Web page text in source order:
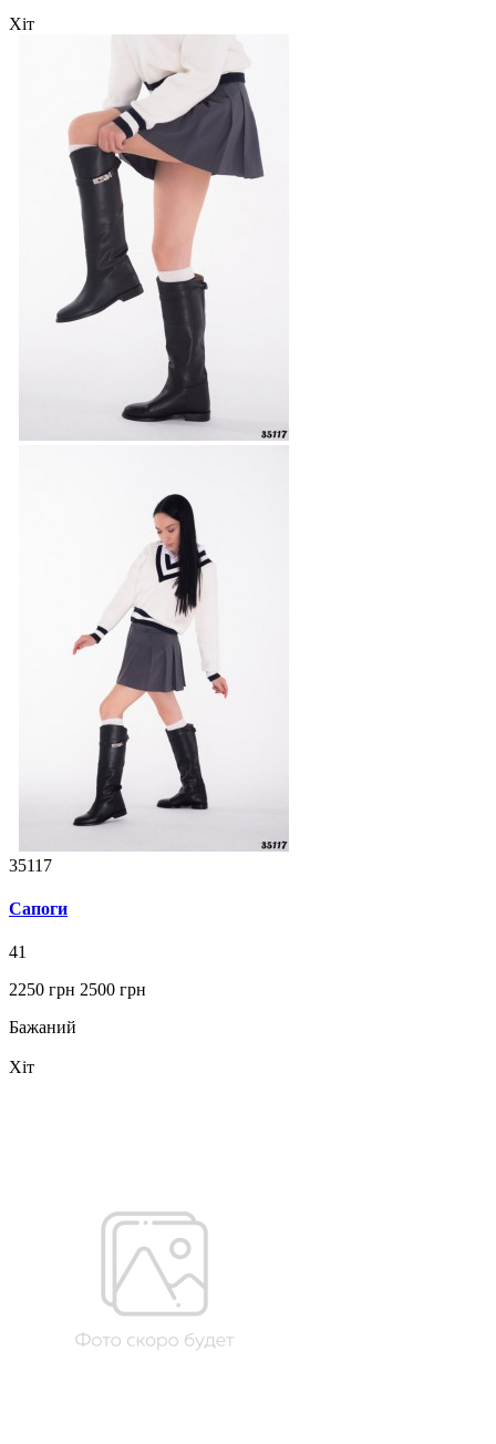
Хіт
35117
Сапоги
41
2250 грн 2500 грн
Бажаний
Хіт